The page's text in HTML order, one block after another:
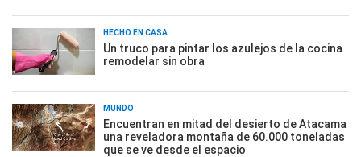
HECHO EN CASA
Un truco para pintar los azulejos de la cocina
remodelar sin obra
MUNDO
Encuentran en mitad del desierto de Atacama
una reveladora montaña de 60.000 toneladas
que se ve desde el espacio